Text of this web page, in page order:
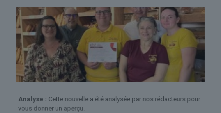
Analyse : Cette nouvelle a été analysée par nos rédacteurs pour
vous donner un aperçu.